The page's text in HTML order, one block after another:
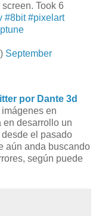
Took 6
#8bit #pixelart
September
por Dante 3d
en
en desarrollo un
el pasado
aún anda buscando
según puede